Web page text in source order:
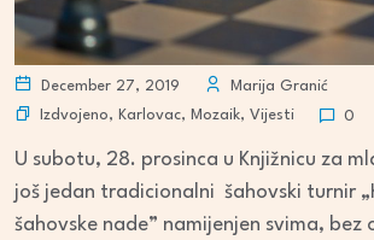
December 27, 2019
Marija Granić
Izdvojeno, Karlovac, Mozaik, Vijesti 0
U subotu, 28. prosinca u Knjižnicu za
još jedan tradicionalni šahovski turnir
šahovske nade” namijenjen svima, bez